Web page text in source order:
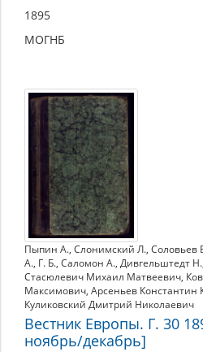
1895
МОГНБ
Пыпин А., Слонимский Л., Соловьев
А., Г. Б., Саломон А., Дивгельштедт Н.
Стасюлевич Михаил Матвеевич,
Максимович, Арсеньев Константин
Куликовский Дмитрий Николаевич
Вестник Европы. Г. 30
ноябрь/декабрь]